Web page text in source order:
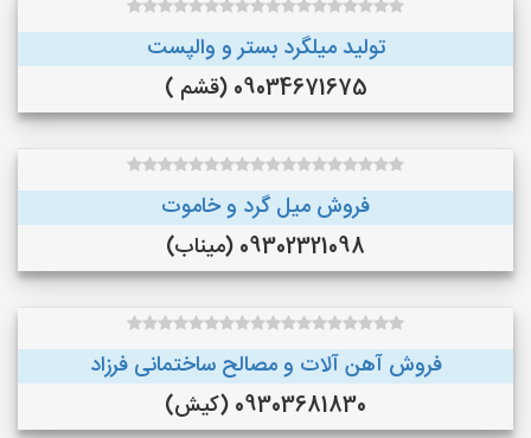
تولید میلگرد بستر و والپست
09034671675 (قشم )
فروش میل گرد و خاموت
09302321098 (میناب)
فروش آهن آلات و مصالح ساختمانی فرزاد
09303681830 (کیش)